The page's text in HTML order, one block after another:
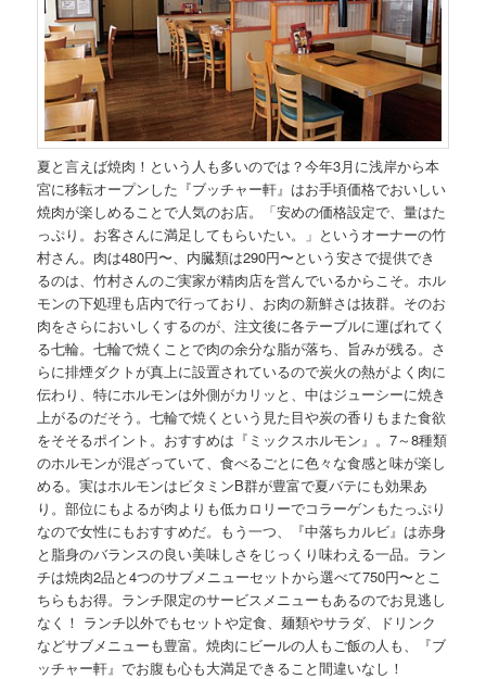
夏と言えば焼肉！という人も多いのでは？今年3月に浅岸から本
宮に移転オープンした『ブッチャー軒』はお手頃価格でおいしい
焼肉が楽しめることで人気のお店。「安めの価格設定で、量はた
っぷり。お客さんに満足してもらいたい。」というオーナーの竹
村さん。肉は480円〜、内臓類は290円〜という安さで提供でき
るのは、竹村さんのご実家が精肉店を営んでいるからこそ。ホル
モンの下処理も店内で行っており、お肉の新鮮さは抜群。そのお
肉をさらにおいしくするのが、注文後に各テーブルに運ばれてく
る七輪。七輪で焼くことで肉の余分な脂が落ち、旨みが残る。さ
らに排煙ダクトが真上に設置されているので炭火の熱がよく肉に
伝わり、特にホルモンは外側がカリッと、中はジューシーに焼き
上がるのだそう。七輪で焼くという見た目や炭の香りもまた食欲
をそそるポイント。おすすめは『ミックスホルモン』。7～8種類
のホルモンが混ざっていて、食べるごとに色々な食感と味が楽し
める。実はホルモンはビタミンB群が豊富で夏バテにも効果あ
り。部位にもよるが肉よりも低カロリーでコラーゲンもたっぷり
なので女性にもおすすめだ。もう一つ、『中落ちカルビ』は赤身
と脂身のバランスの良い美味しさをじっくり味わえる一品。ラン
チは焼肉2品と4つのサブメニューセットから選べて750円〜とこ
ちらもお得。ランチ限定のサービスメニューもあるのでお見逃し
なく！ ランチ以外でもセットや定食、麺類やサラダ、ドリンク
などサブメニューも豊富。焼肉にビールの人もご飯の人も、『ブ
ッチャー軒』でお腹も心も大満足できること間違いなし！